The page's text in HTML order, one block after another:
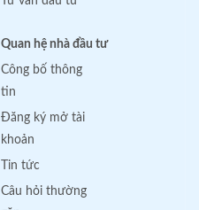
Quan hệ nhà đầu tư
Công bố thông
tin
Đăng ký mở tài
khoản
Tin tức
Câu hỏi thường